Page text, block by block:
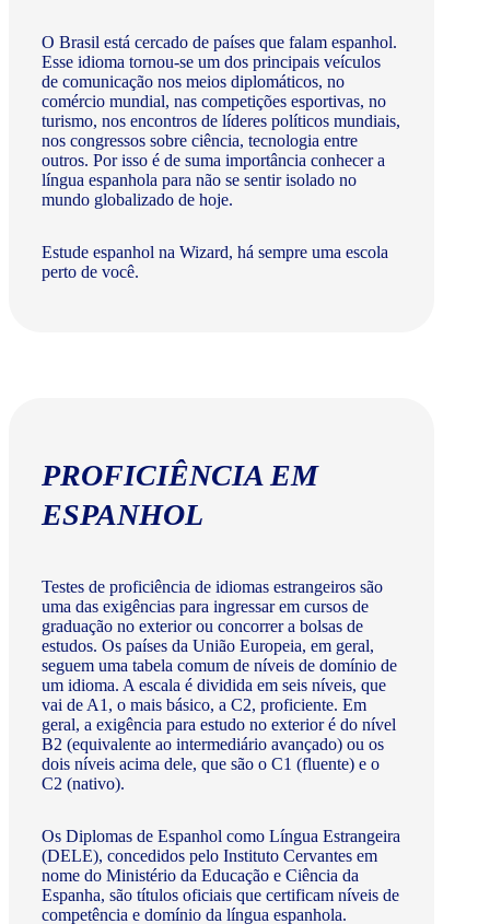
O Brasil está cercado de países que falam espanhol.
Esse idioma tornou-se um dos principais veículos
de comunicação nos meios diplomáticos, no
comércio mundial, nas competições esportivas, no
turismo, nos encontros de líderes políticos mundiais,
nos congressos sobre ciência, tecnologia entre
outros. Por isso é de suma importância conhecer a
língua espanhola para não se sentir isolado no
mundo globalizado de hoje.
Estude espanhol na Wizard, há sempre uma escola
perto de você.
PROFICIÊNCIA EM
ESPANHOL
Testes de proficiência de idiomas estrangeiros são
uma das exigências para ingressar em cursos de
graduação no exterior ou concorrer a bolsas de
estudos. Os países da União Europeia, em geral,
seguem uma tabela comum de níveis de domínio de
um idioma. A escala é dividida em seis níveis, que
vai de A1, o mais básico, a C2, proficiente. Em
geral, a exigência para estudo no exterior é do nível
B2 (equivalente ao intermediário avançado) ou os
dois níveis acima dele, que são o C1 (fluente) e o
C2 (nativo).
Os Diplomas de Espanhol como Língua Estrangeira
(DELE), concedidos pelo Instituto Cervantes em
nome do Ministério da Educação e Ciência da
Espanha, são títulos oficiais que certificam níveis de
competência e domínio da língua espanhola.